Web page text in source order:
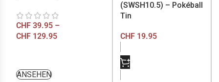
CHF 39.95 –
CHF 129.95
ANSEHEN
(SWSH10.5) – Pokéball
Tin
CHF19.95